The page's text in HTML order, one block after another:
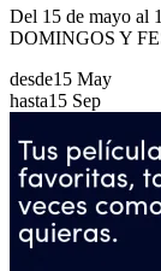
Del 15 de mayo al
DOMINGOS Y
desde15 May
hasta15 Sep